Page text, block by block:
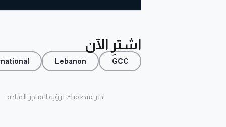
اشترِ الآن
GCC
Lebanon
اختر منطقتك لرؤية المتاجر المتاحة